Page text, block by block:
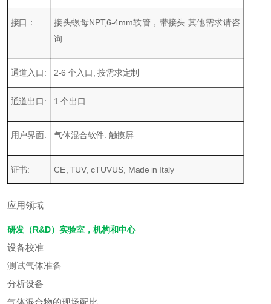
接口： 接头螺母NPT,6-4mm软管，带接头.其他需求请咨
询
通道入口: 2-6 个入口, 按需求定制
通道出口: 1 个出口
用户界面: 气体混合软件. 触摸屏
证书: CE, TUV, cTUVUS, Made in Italy
应用领域
研发（R&D）实验室，机构和中心
设备校准
测试气体准备
分析设备
气体混合物的现场配比